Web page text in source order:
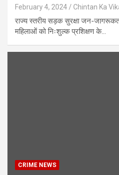
February 4, 2024 Chintan Ka
राज्य स्तरीय सड़क सुरक्षा जन-
महिलाओं को निःशुल्क प्रशिक्षण के…
CRIME NEWS